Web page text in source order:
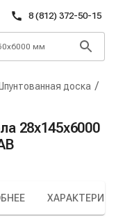
8 (812) 372-50-15
доска /
28х145х6000